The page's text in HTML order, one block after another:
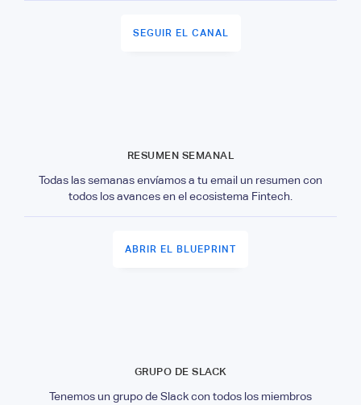
SEGUIR EL CANAL
RESUMEN SEMANAL
Todas las semanas envíamos a tu email un resumen con
todos los avances en el ecosistema Fintech.
ABRIR EL BLUEPRINT
GRUPO DE SLACK
Tenemos un grupo de Slack con todos los miembros